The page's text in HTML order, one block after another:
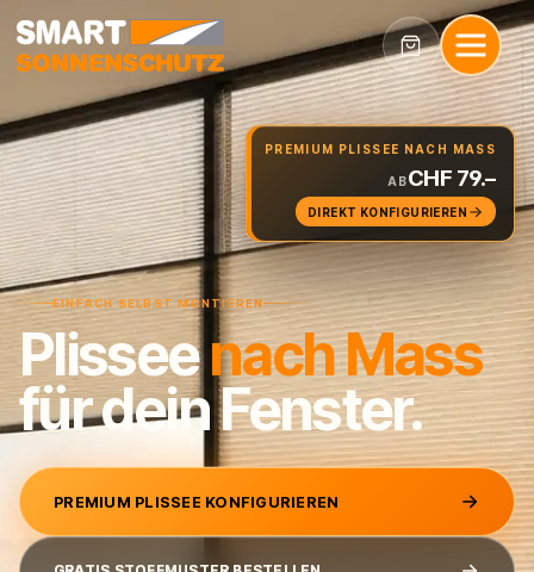
PREMIUM PLISSEE NACH MASS
ABCHF 79.–
DIREKT KONFIGURIEREN
EINFACH SELBST MONTIEREN
PlisseenachMass
für dein Fenster.
PREMIUM PLISSEE KONFIGURIEREN